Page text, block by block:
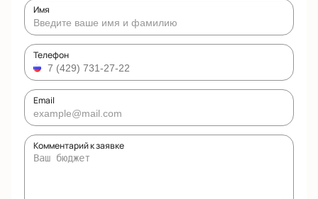
Имя
Телефон
Email
Комментарий к заявке